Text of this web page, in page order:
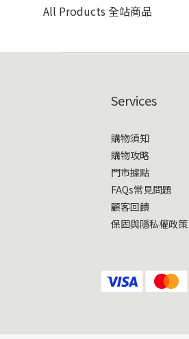
All Products 全站商品
Services
購物須知
購物攻略
門市據點
FAQs常見問題
顧客回饋
保固與隱私權政策